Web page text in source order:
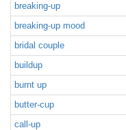
breaking-up
breaking-up mood
bridal couple
buildup
burnt up
butter-cup
call-up